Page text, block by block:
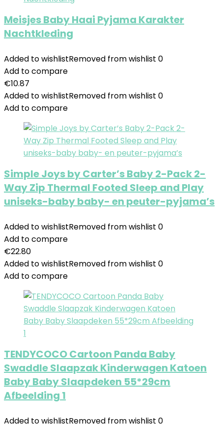
Meisjes Baby Haai Pyjama Karakter
Nachtkleding
Added to wishlistRemoved from wishlist 0
Add to compare
€10.87
Added to wishlistRemoved from wishlist 0
Add to compare
Simple Joys by Carter’s Baby 2-Pack 2-
Way Zip Thermal Footed Sleep and Play
uniseks-baby baby- en peuter-pyjama’s
Added to wishlistRemoved from wishlist 0
Add to compare
€22.80
Added to wishlistRemoved from wishlist 0
Add to compare
TENDYCOCO Cartoon Panda Baby
Swaddle Slaapzak Kinderwagen Katoen
Baby Baby Slaapdeken 55*29cm
Afbeelding 1
Added to wishlistRemoved from wishlist 0